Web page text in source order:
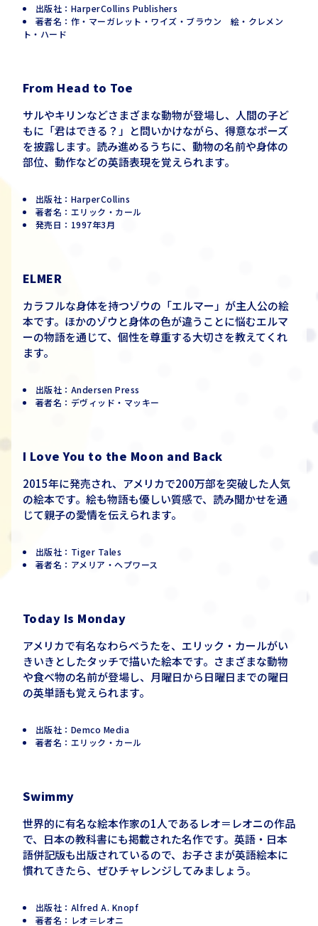
出版社：HarperCollins Publishers
著者名：作・マーガレット・ワイズ・ブラウン 絵・クレメン
ト・ハード
From Head to Toe
サルやキリンなどさまざまな動物が登場し、人間の子ど
もに「君はできる？」と問いかけながら、得意なポーズ
を披露します。読み進めるうちに、動物の名前や身体の
部位、動作などの英語表現を覚えられます。
出版社：HarperCollins
著者名：エリック・カール
発売日：1997年3月
ELMER
カラフルな身体を持つゾウの「エルマー」が主人公の絵
本です。ほかのゾウと身体の色が違うことに悩むエルマ
ーの物語を通じて、個性を尊重する大切さを教えてくれ
ます。
出版社：Andersen Press
著者名：デヴィッド・マッキー
I Love You to the Moon and Back
2015年に発売され、アメリカで200万部を突破した人気
の絵本です。絵も物語も優しい質感で、読み聞かせを通
じて親子の愛情を伝えられます。
出版社：Tiger Tales
著者名：アメリア・ヘプワース
Today Is Monday
アメリカで有名なわらべうたを、エリック・カールがい
きいきとしたタッチで描いた絵本です。さまざまな動物
や食べ物の名前が登場し、月曜日から日曜日までの曜日
の英単語も覚えられます。
出版社：Demco Media
著者名：エリック・カール
Swimmy
世界的に有名な絵本作家の1人であるレオ＝レオニの作品
で、日本の教科書にも掲載された名作です。英語・日本
語併記版も出版されているので、お子さまが英語絵本に
慣れてきたら、ぜひチャレンジしてみましょう。
出版社：Alfred A. Knopf
著者名：レオ＝レオニ